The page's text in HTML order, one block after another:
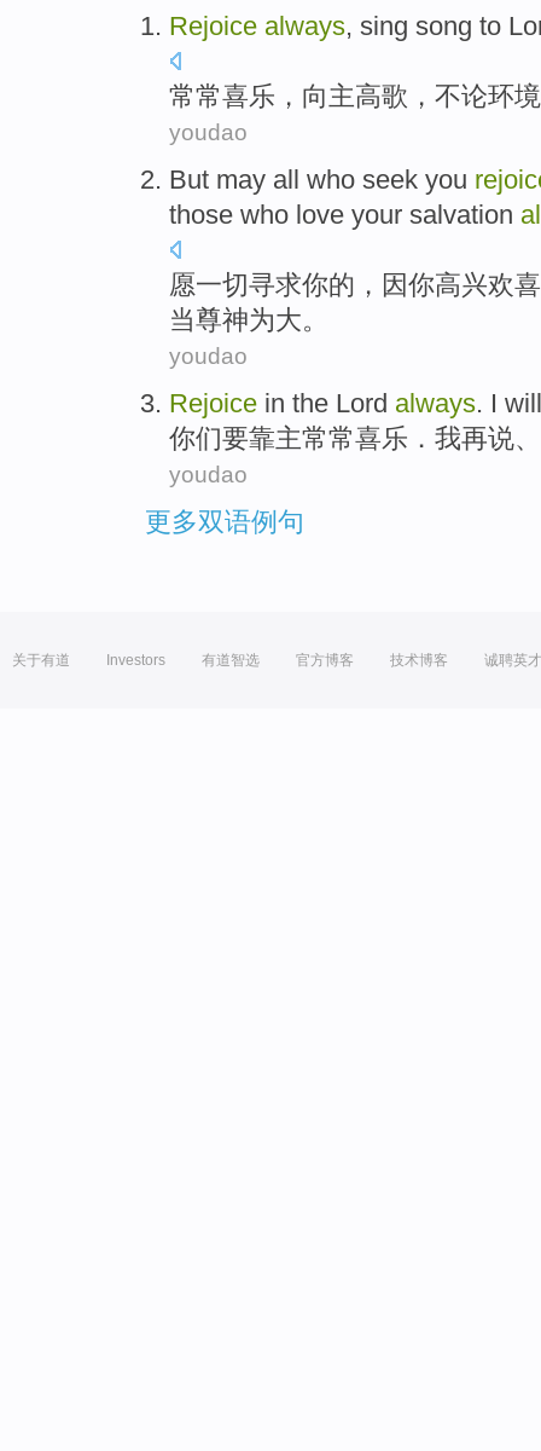
Rejoice always, sing song to
常常喜乐 ， 向主高歌 ， 不论环境
youdao
But may all who seek you
those who love your salvation
愿一切寻求你的，因你高兴欢喜
当尊神为大。
youdao
Rejoice in the Lord always. I
你们要靠主常常喜乐 ． 我再说
youdao
更多双语例句
关于有道 Investors 有道智选 官方博客 技术博客 诚聘英才